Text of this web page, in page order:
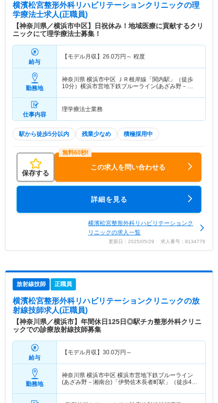
横濱松宮整形外科リハビリテーションクリニックの理
学療法士求人(正職員)
【神奈川県／横浜市中区】日祝休み！地域医療に貢献するクリ
ニックにて理学療法士募集！
給与
【モデル月収】 26.0万円～ 程度
勤務地
神奈川県 横浜市中区
ＪＲ根岸線「関内駅」（徒歩
10分）横浜市営地下鉄ブルーライン(あざみ野－湘
仕事内容
理学療法士業務
駅から徒歩5分以内 残業少なめ 積極採用中
保存する
この求人を問い合わせる
詳細を見る
横濱松宮整形外科リハビリテーションク
リニックの求人一覧
更新日：2025/05/29 求人番号：9134778
放射線技師 正職員
横濱松宮整形外科リハビリテーションクリニックの放
射線技師求人(正職員)
【神奈川県／横浜市】年間休日125日◎駅チカ整形外科クリニ
ックでの診療放射線技師募集
給与
【モデル月収】 30.0万円～
勤務地
神奈川県 横浜市中区 横浜市営地下鉄ブルーライン
(あざみ野－湘南台)「伊勢佐木長者町駅」（徒歩4